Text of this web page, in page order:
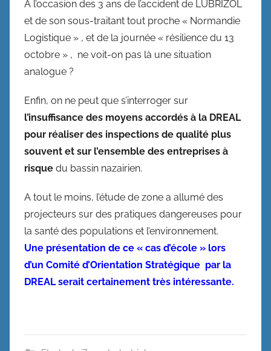
A l’occasion des 3 ans de l’accident de LUBRIZOL
et de son sous-traitant tout proche « Normandie
Logistique » , et de la journée « résilience du 13
octobre » , ne voit-on pas là une situation
analogue ?
Enfin, on ne peut que s’interroger sur
l’insuffisance des moyens accordés à la DREAL
pour réaliser des inspections de qualité plus
souvent et sur l’ensemble des entreprises à
risque du bassin nazairien.
A tout le moins, l’étude de zone a allumé des
projecteurs sur des pratiques dangereuses pour
la santé des populations et l’environnement.
Une présentation de ce « cas d’école » lors
d’un Comité d’Orientation Stratégique par la
DREAL serait certainement très intéressante.